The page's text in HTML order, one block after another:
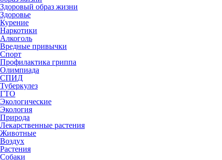
Здоровый образ жизни
Здоровье
Курение
Наркотики
Алкоголь
Вредные привычки
Спорт
Профилактика гриппа
Олимпиада
СПИД
Туберкулез
ГТО
Экологические
Экология
Природа
Лекарственные растения
Животные
Воздух
Растения
Собаки